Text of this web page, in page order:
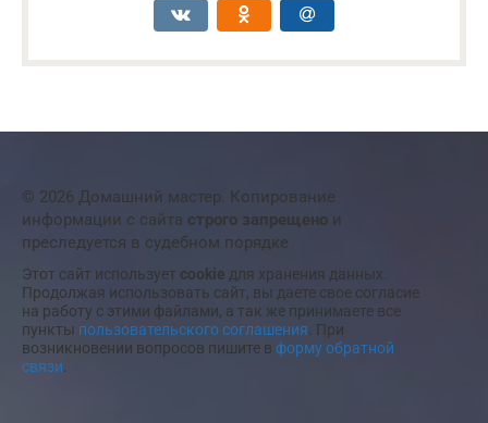
© 2026 Домашний мастер. Копирование
информации с сайта строго запрещено и
преследуется в судебном порядке
Этот сайт использует cookie для хранения данных.
Продолжая использовать сайт, вы даете свое согласие
на работу с этими файлами, а так же принимаете все
пункты пользовательского соглашения. При
возникновении вопросов пишите в форму обратной
связи.